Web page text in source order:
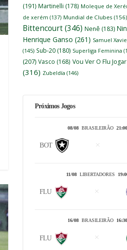
(191) Martinelli (178) Moleque de
de xerém (137) Mundial de Clubes (156)
Bittencourt(346) Nenê (183)
Henrique Ganso (261) Samuel
(145) Sub-20 (180) Superliga Feminina
(207) Vasco (168) Vou Ver O Flu Jogar
(316) Zubeldía (146)
Próximos Jogos
08/08 BRASILEIRÃO 21:00
BOT
11/08 LIBERTADORES
FLU
16/08 BRASILEIRÃO 16:30
FLU